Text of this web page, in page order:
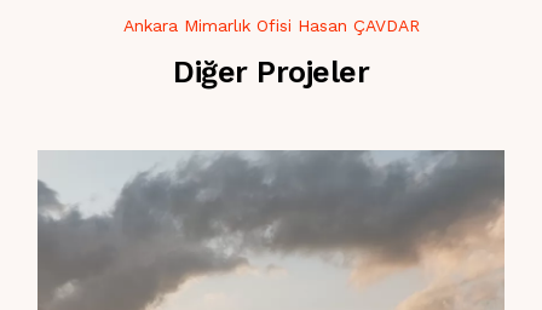
Ankara Mimarlık Ofisi Hasan ÇAVDAR
Diğer Projeler